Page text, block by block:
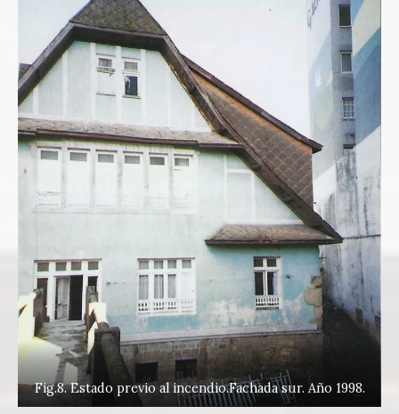
Fig.8. Estado previo al incendio.Fachada sur. Año 1998.